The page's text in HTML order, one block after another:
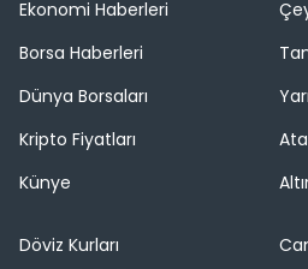
Ekonomi Haberleri
Borsa Haberleri
Dünya Borsaları
Kripto Fiyatları
Künye
Döviz Kurları